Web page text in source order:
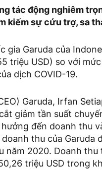
tác động nghiêm
kiếm sự cứu trợ, sa
gia Garuda của
triệu USD) so với
dịch COVID-19.
Garuda, Irfan
giảm tần suất
đến doanh thu
thu của Garuda
năm 2020. Doanh
triệu USD trong